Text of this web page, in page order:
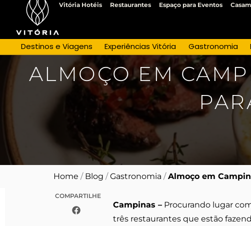
conteúdo
Vitória Hotéis Restaurantes Espaço para Eventos
Destinos e Viagens Experiências Vitória Gastronomia
ALMOÇO EM
Home / Blog /Gastronomia /Almoço em
COMPARTILHE
Campinas – Procurando lugar
três restaurantes que estão